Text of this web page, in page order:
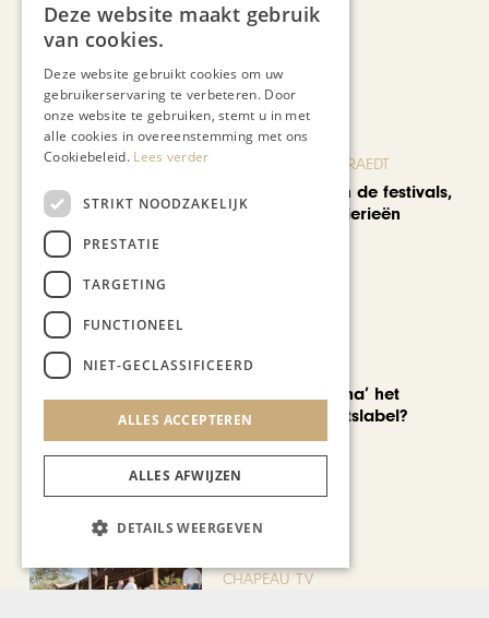
Recent nieuws
BLOG JO CORTENRAEDT
We verzuipen in de festivals,
feesten en braderieën
AUTOMOTIVE
Is ‘Made in China’ het
nieuwe kwaliteitslabel?
CHAPEAU TV
Deze website maakt gebruik
van cookies.
Deze website gebruikt cookies om uw
gebruikerservaring te verbeteren. Door
onze website te gebruiken, stemt u in met
alle cookies in overeenstemming met ons
Cookiebeleid. Lees verder
STRIKT NOODZAKELIJK
PRESTATIE
TARGETING
FUNCTIONEEL
NIET-GECLASSIFICEERD
ALLES ACCEPTEREN
ALLES AFWIJZEN
DETAILS WEERGEVEN